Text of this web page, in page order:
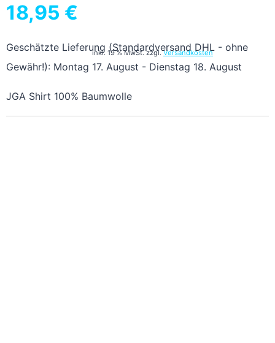
18,95 €
Geschätzte Lieferung (Standardversand DHL - ohne
Gewähr!): Montag 17. August - Dienstag 18. August
inkl. 19 % MwSt. zzgl.Versandkosten
JGA Shirt 100% Baumwolle